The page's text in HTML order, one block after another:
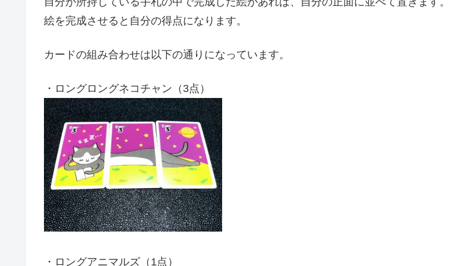
絵を完成させると自分の得点になります。
カードの組み合わせは以下の通りになっています。
・ロングロングネコチャン（3点）
・ロングアニマルズ（1点）